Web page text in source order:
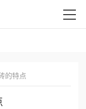
的特点